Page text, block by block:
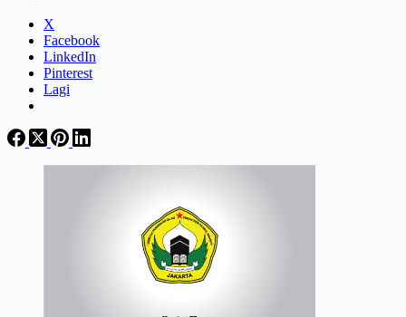
X
Facebook
LinkedIn
Pinterest
Lagi